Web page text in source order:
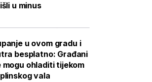
u minus
u ovom gradu i
besplatno: Građani
mogu ohladiti tijekom
vala